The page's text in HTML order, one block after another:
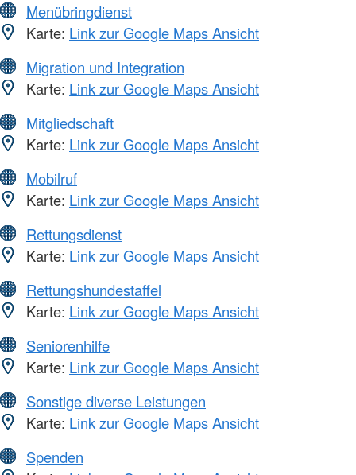
Menübringdienst
Karte: Link zur Google Maps Ansicht
Migration und Integration
Karte: Link zur Google Maps Ansicht
Mitgliedschaft
Karte: Link zur Google Maps Ansicht
Mobilruf
Karte: Link zur Google Maps Ansicht
Rettungsdienst
Karte: Link zur Google Maps Ansicht
Rettungshundestaffel
Karte: Link zur Google Maps Ansicht
Seniorenhilfe
Karte: Link zur Google Maps Ansicht
Sonstige diverse Leistungen
Karte: Link zur Google Maps Ansicht
Spenden